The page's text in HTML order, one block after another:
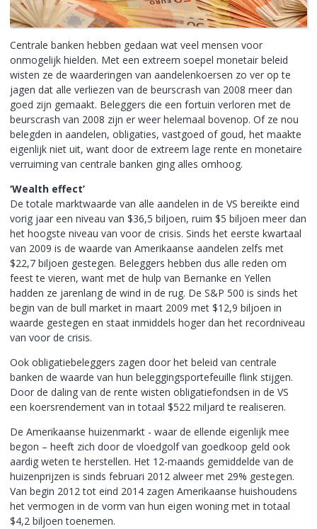
Centrale banken hebben gedaan wat veel mensen voor
onmogelijk hielden. Met een extreem soepel monetair beleid
wisten ze de waarderingen van aandelenkoersen zo ver op te
jagen dat alle verliezen van de beurscrash van 2008 meer dan
goed zijn gemaakt. Beleggers die een fortuin verloren met de
beurscrash van 2008 zijn er weer helemaal bovenop. Of ze nou
belegden in aandelen, obligaties, vastgoed of goud, het maakte
eigenlijk niet uit, want door de extreem lage rente en monetaire
verruiming van centrale banken ging alles omhoog.
‘Wealth effect’
De totale marktwaarde van alle aandelen in de VS bereikte eind
vorig jaar een niveau van $36,5 biljoen, ruim $5 biljoen meer dan
het hoogste niveau van voor de crisis. Sinds het eerste kwartaal
van 2009 is de waarde van Amerikaanse aandelen zelfs met
$22,7 biljoen gestegen. Beleggers hebben dus alle reden om
feest te vieren, want met de hulp van Bernanke en Yellen
hadden ze jarenlang de wind in de rug. De S&P 500 is sinds het
begin van de bull market in maart 2009 met $12,9 biljoen in
waarde gestegen en staat inmiddels hoger dan het recordniveau
van voor de crisis.
Ook obligatiebeleggers zagen door het beleid van centrale
banken de waarde van hun beleggingsportefeuille flink stijgen.
Door de daling van de rente wisten obligatiefondsen in de VS
een koersrendement van in totaal $522 miljard te realiseren.
De Amerikaanse huizenmarkt - waar de ellende eigenlijk mee
begon – heeft zich door de vloedgolf van goedkoop geld ook
aardig weten te herstellen. Het 12-maands gemiddelde van de
huizenprijzen is sinds februari 2012 alweer met 29% gestegen.
Van begin 2012 tot eind 2014 zagen Amerikaanse huishoudens
het vermogen in de vorm van hun eigen woning met in totaal
$4,2 biljoen toenemen.